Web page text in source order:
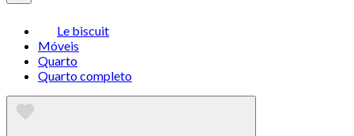
Le biscuit
Móveis
Quarto
Quarto completo